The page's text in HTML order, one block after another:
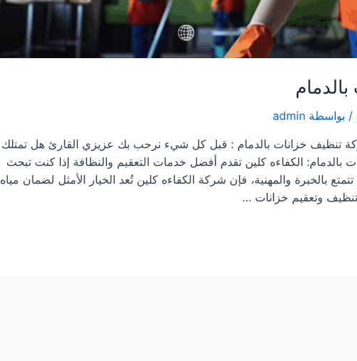
/ بواسطة admin
تنظيف خزانات بالدمام : قبل كل شيء نرحب بك عزيزي القارئ هل تمتلك
الكفاءه كلين تقدم أفضل خدمات التعقيم والنظافة إذا كنت تبحث
بالخبرة والمهنية، فإن شركة الكفاءه كلين تُعد الخيار الأمثل لضمان مياه
وتعقيم خزانات …